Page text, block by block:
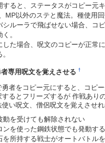
ると、ステータスがコピー元
MP以外のステと魔法。種使用回
シルーラで飛ばせない場合、コ
。
した場合、呪文のコピーが正常
専用呪文を覚えさせる †
勇者をコピー元にすると、コピ
るとフリーズするが 作戦あ
い呪文、僧侶呪文を覚えさせ
動を受けても解除されない
を使った鋼鉄状態でも発動する
所持する戦士がオートバトル